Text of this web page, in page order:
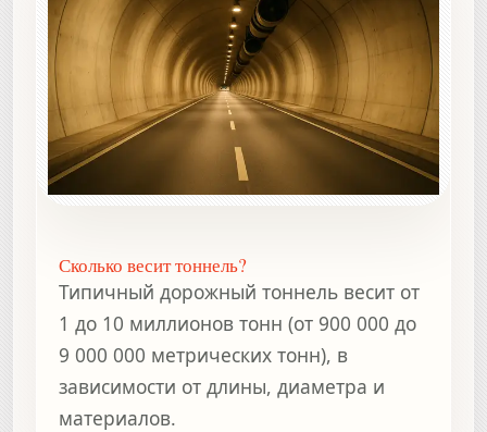
Сколько весит тоннель?
Типичный дорожный тоннель весит от
1 до 10 миллионов тонн (от 900 000 до
9 000 000 метрических тонн), в
зависимости от длины, диаметра и
материалов.